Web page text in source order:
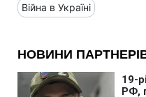
Війна в Україні